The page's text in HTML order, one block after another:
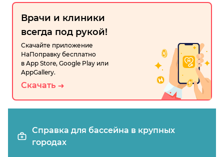
Врачи и клиники
всегда под рукой!
Скачайте приложение
НаПоправку бесплатно
в App Store, Google Play или
AppGallery.
Скачать
Справка для бассейна в крупных
городах